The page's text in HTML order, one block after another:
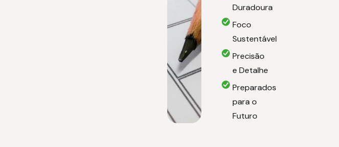
Duradoura
Foco
Sustentável
Precisão
e Detalhe
Preparados
para o
Futuro